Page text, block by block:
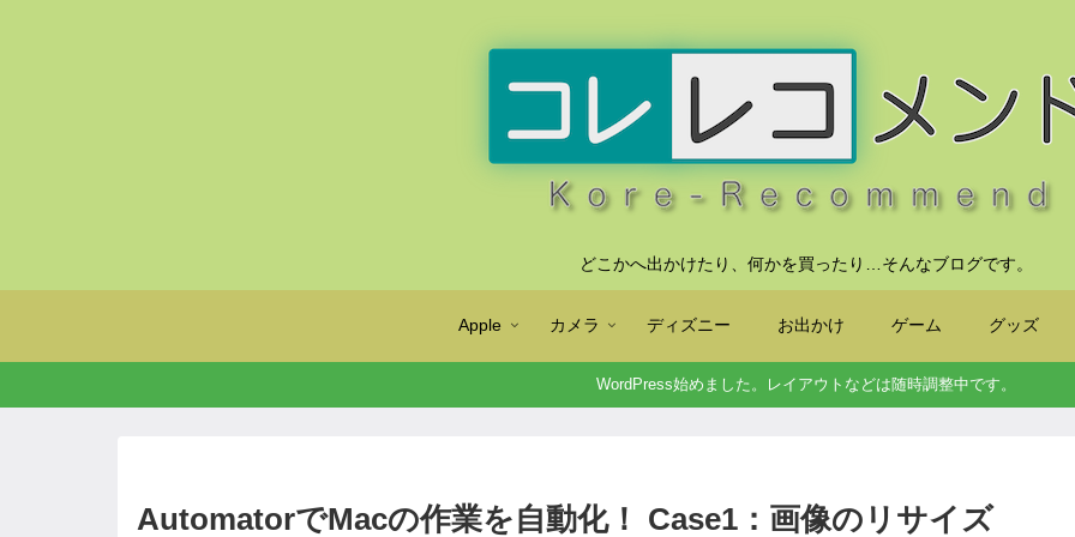
どこかへ出かけたり、何かを買ったり…そんなブログです。
Apple カメラ ディズニー お出かけ ゲーム グッズ
WordPress始めました。レイアウトなどは随時調整中です。
AutomatorでMacの作業を自動化！ Case1：画像のリサイズ